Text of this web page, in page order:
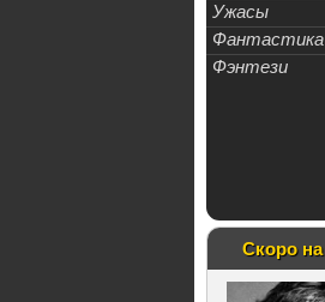
Ужасы
Фантастика
Фэнтези
Скоро на